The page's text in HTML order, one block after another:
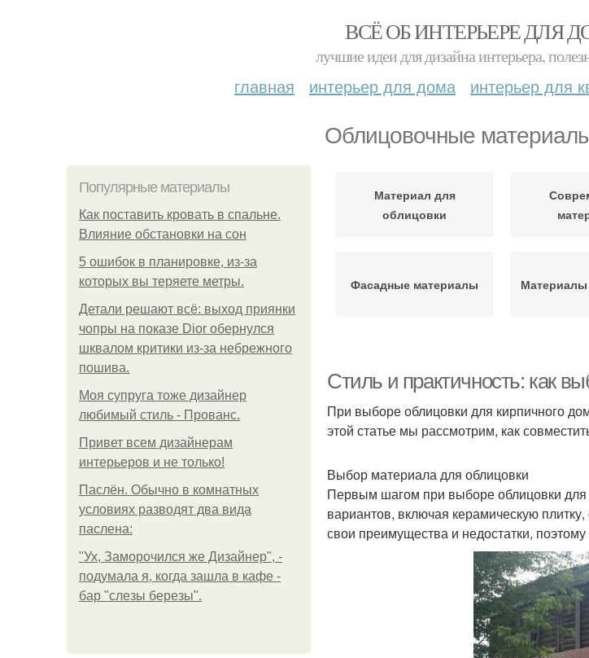
ВСЁ ОБ ИНТЕРЬЕРЕ ДЛЯ
лучшие идеи для дизайна интерьера,
главная интерьер для дома интерьер для
Облицовочные
Популярные материалы
Как поставить кровать в спальне.
Влияние обстановки на сон
5 ошибок в планировке, из-за
которых вы теряете метры.
Детали решают всё: выход приянки
чопры на показе Dior обернулся
шквалом критики из-за небрежного
пошива.
Моя супруга тоже дизайнер
любимый стиль - Прованс.
Привет всем дизайнерам
интерьеров и не только!
Паслён. Обычно в комнатных
условиях разводят два вида
паслена:
"Ух, Заморочился же Дизайнер", -
подумала я, когда зашла в кафе -
бар "слезы березы".
Материал для
облицовки
Фасадные материалы
наружной обшивки
Стиль и практичность: как
При выборе облицовки для кирпичного
этой статье мы рассмотрим, как
Выбор материала для облицовки
Первым шагом при выборе облицовки
вариантов, включая керамическую
свои преимущества и недостатки,